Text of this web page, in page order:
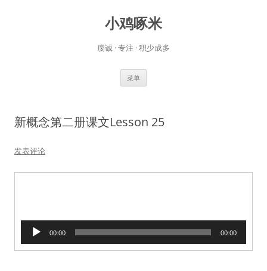
小鸡啄米
虔诚 · 专注 · 积少成多
菜单
新概念第二册课文Lesson 25
发表评论
播
00:00 00:00